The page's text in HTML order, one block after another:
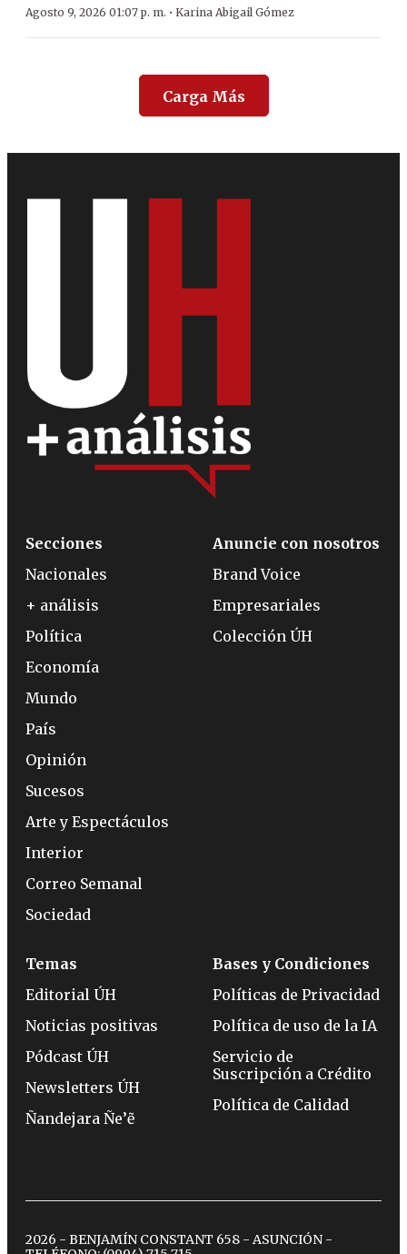
Agosto 9, 2026 01:07 p. m. · Karina Abigail Gómez
Carga Más
Secciones
Nacionales
+ análisis
Política
Economía
Mundo
País
Opinión
Sucesos
Arte y Espectáculos
Interior
Correo Semanal
Sociedad
Anuncie con nosotros
Brand Voice
Empresariales
Colección ÚH
Temas
Editorial ÚH
Noticias positivas
Pódcast ÚH
Newsletters ÚH
Ñandejara Ñe’ẽ
Bases y Condiciones
Políticas de Privacidad
Política de uso de la IA
Servicio de
Suscripción a Crédito
Política de Calidad
2026 - BENJAMÍN CONSTANT 658 - ASUNCIÓN -